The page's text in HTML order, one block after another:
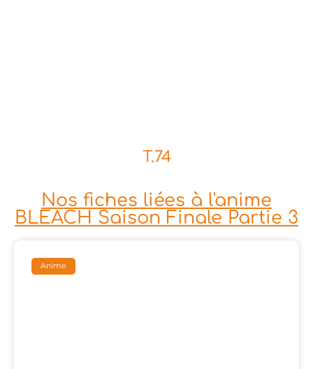
T.74
Nos fiches liées à l'anime
BLEACH Saison Finale Partie 3
Anime